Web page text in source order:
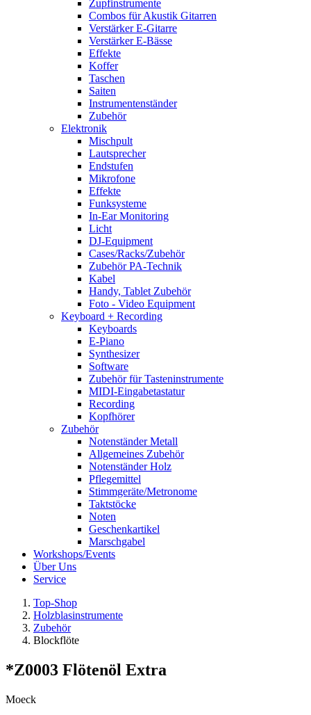
Zupfinstrumente
Combos für Akustik Gitarren
Verstärker E-Gitarre
Verstärker E-Bässe
Effekte
Koffer
Taschen
Saiten
Instrumentenständer
Zubehör
Elektronik
Mischpult
Lautsprecher
Endstufen
Mikrofone
Effekte
Funksysteme
In-Ear Monitoring
Licht
DJ-Equipment
Cases/Racks/Zubehör
Zubehör PA-Technik
Kabel
Handy, Tablet Zubehör
Foto - Video Equipment
Keyboard + Recording
Keyboards
E-Piano
Synthesizer
Software
Zubehör für Tasteninstrumente
MIDI-Eingabetastatur
Recording
Kopfhörer
Zubehör
Notenständer Metall
Allgemeines Zubehör
Notenständer Holz
Pflegemittel
Stimmgeräte/Metronome
Taktstöcke
Noten
Geschenkartikel
Marschgabel
Workshops/Events
Über Uns
Service
Top-Shop
Holzblasinstrumente
Zubehör
Blockflöte
*Z0003 Flötenöl Extra
Moeck